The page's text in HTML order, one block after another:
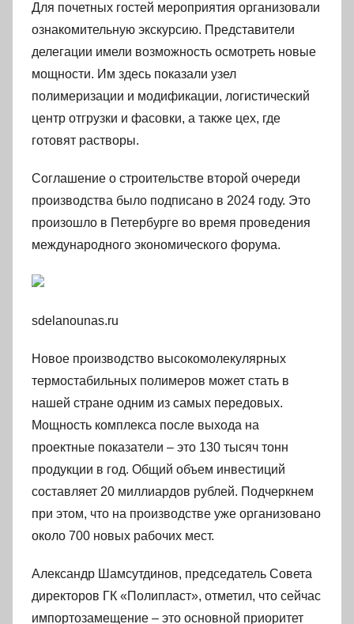
Для почетных гостей мероприятия организовали
ознакомительную экскурсию. Представители
делегации имели возможность осмотреть новые
мощности. Им здесь показали узел
полимеризации и модификации, логистический
центр отгрузки и фасовки, а также цех, где
готовят растворы.
Соглашение о строительстве второй очереди
производства было подписано в 2024 году. Это
произошло в Петербурге во время проведения
международного экономического форума.
sdelanounas.ru
Новое производство высокомолекулярных
термостабильных полимеров может стать в
нашей стране одним из самых передовых.
Мощность комплекса после выхода на
проектные показатели – это 130 тысяч тонн
продукции в год. Общий объем инвестиций
составляет 20 миллиардов рублей. Подчеркнем
при этом, что на производстве уже организовано
около 700 новых рабочих мест.
Александр Шамсутдинов, председатель Совета
директоров ГК «Полипласт», отметил, что сейчас
импортозамещение – это основной приоритет